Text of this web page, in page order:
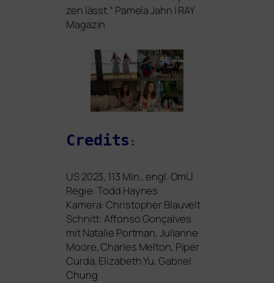
zen lässt.“ Pamela Jahn |RAY
Magazin
Credits :
US2023, 113 Min., engl. OmU
Regie: Todd Haynes
Kamera: Christopher Blauvelt
Schnitt: Affonso Gonçalves
mit Natalie Portman, Julianne
Moore, Charles Melton, Piper
Curda, Elizabeth Yu, Gabriel
Chung